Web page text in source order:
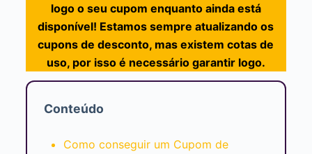
logo o seu cupom enquanto ainda está
disponível! Estamos sempre atualizando os
cupons de desconto, mas existem cotas de
uso, por isso é necessário garantir logo.
Conteúdo
Como conseguir um Cupom de